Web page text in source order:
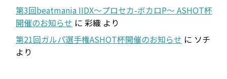
第3回beatmania IIDX～プロセカ-ボカロP～ ASHOT杯
開催のお知らせ に 彩織 より
第21回ガルパ選手権ASHOT杯開催のお知らせ に ソチ
より